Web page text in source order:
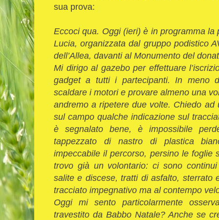
sua prova:
Eccoci qua. Oggi (ieri) è in programma
Lucia, organizzata dal gruppo podistico
dell’Allea, davanti al Monumento del
Mi dirigo al gazebo per effettuare
gadget a tutti i partecipanti. In meno
scaldare i motori e provare almeno una
andremo a ripetere due volte. Chiedo
sul campo qualche indicazione sul
è segnalato bene, è impossibile
tappezzato di nastro di plastica
impeccabile il percorso, persino le foglie
trovo già un volontario: ci sono
salite e discese, tratti di asfalto, sterrato
tracciato impegnativo ma al contempo
Oggi mi sento particolarmente
travestito da Babbo Natale? Anche se